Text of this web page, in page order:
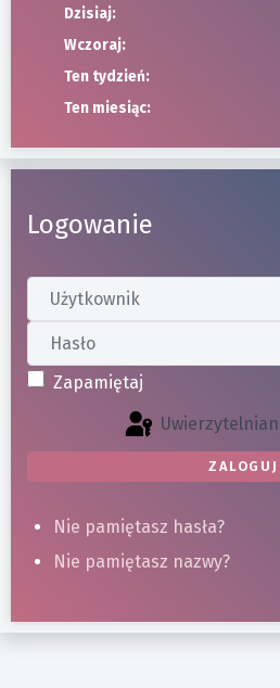
Dzisiaj:
Wczoraj:
Ten tydzień:
Ten miesiąc:
Logowanie
Użytkownik
Hasło
Zapamiętaj
ZALOGUJ
Nie pamiętasz hasła?
Nie pamiętasz nazwy?